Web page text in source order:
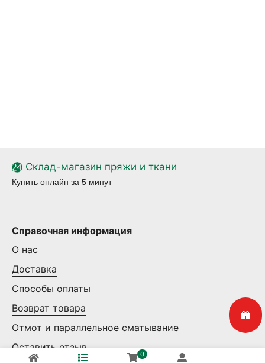
Склад-магазин пряжи и ткани
Купить онлайн за 5 минут
Справочная информация
О нас
Доставка
Способы оплаты
Возврат товара
Отмот и параллельное сматывание
Оставить отзыв
0